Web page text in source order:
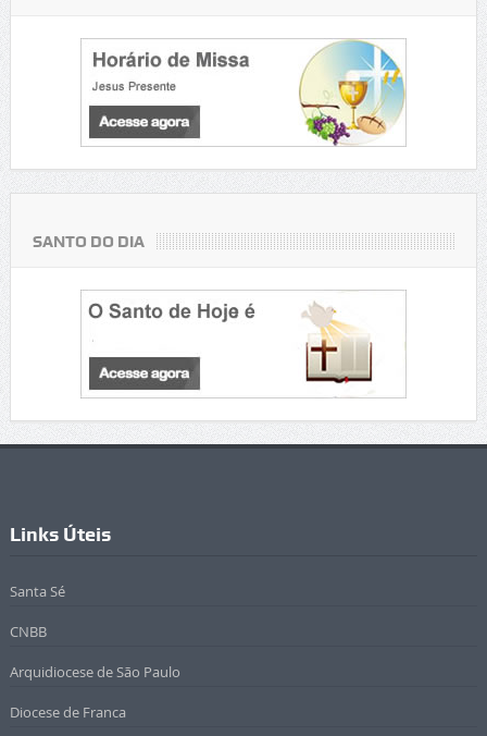
SANTO DO DIA
Links Úteis
Santa Sé
CNBB
Arquidiocese de São Paulo
Diocese de Franca